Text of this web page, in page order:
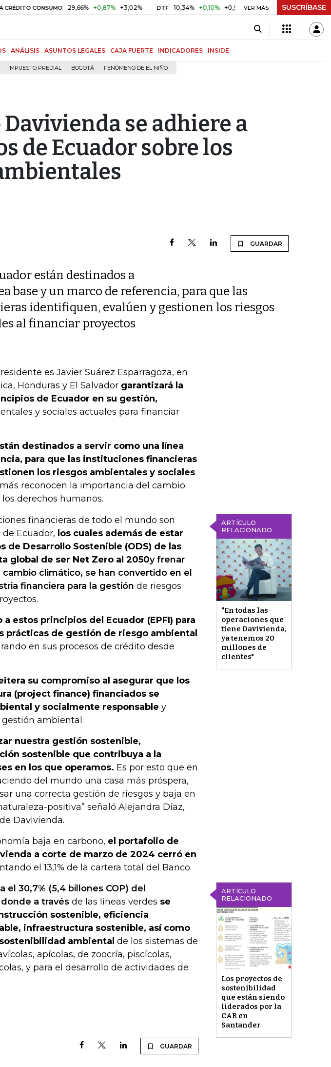
CONSUMO 29,66% +0,87% +3,02% DTF 10,34% +0,10% +0,98% UVR $ 416,86 +$ 0,05 +0,01%
VER MÁS SUSCRÍBASE
ANÁLISIS ASUNTOS LEGALES CAJA FUERTE INDICADORES INSIDE
IMPUESTO PREDIAL BOGOTÁ FENÓMENO DE EL NIÑO
Davivienda se adhiere a
de Ecuador sobre los
GUARDAR
están destinados a
base y un marco de referencia, para que las
identifiquen, evalúen y gestionen los riesgos
al financiar proyectos
es Javier Suárez Esparragoza, en
Honduras y El Salvador garantizará la
de Ecuador en su gestión,
y sociales actuales para financiar
destinados a servir como una línea
para que las instituciones financieras
los riesgos ambientales y sociales
reconocen la importancia del cambio
derechos humanos.
ARTÍCULO
RELACIONADO
"En todas las
operaciones que
tiene Davivienda,
ya tenemos 20
millones de
clientes"
financieras de todo el mundo son
Ecuador, los cuales además de estar
de Desarrollo Sostenible (ODS) de las
global de ser Net Zero al 2050y frenar
climático, se han convertido en el
financiera para la gestión de riesgos
estos principios del Ecuador (EPFI) para
prácticas de gestión de riesgo ambiental
en sus procesos de crédito desde
su compromiso al asegurar que los
(project finance) financiados se
y socialmente responsable y
ambiental.
nuestra gestión sostenible,
sostenible que contribuya a la
en los que operamos. Es por esto que en
del mundo una casa más próspera,
una correcta gestión de riesgos y baja en
positiva” señaló Alejandra Díaz,
Davivienda.
baja en carbono, el portafolio de
a corte de marzo de 2024 cerró en
el 13,1% de la cartera total del Banco.
ARTÍCULO
RELACIONADO
Los proyectos de
sostenibilidad
que están siendo
liderados por la
CAR en
Santander
30,7% (5,4 billones COP) del
a través de las líneas verdes se
sostenible, eficiencia
infraestructura sostenible, así como
ambiental de los sistemas de
apícolas, de zoocría, piscícolas,
y para el desarrollo de actividades de
GUARDAR